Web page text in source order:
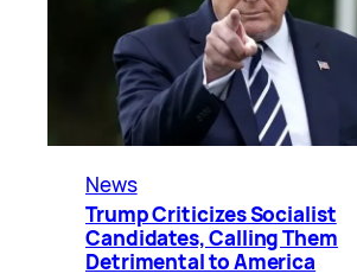
News
Trump Criticizes Socialist
Candidates, Calling Them
Detrimental to America